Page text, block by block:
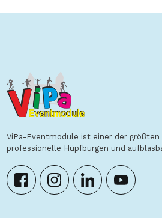
ViPa-Eventmodule ist einer der
professionelle Hüpfburgen und